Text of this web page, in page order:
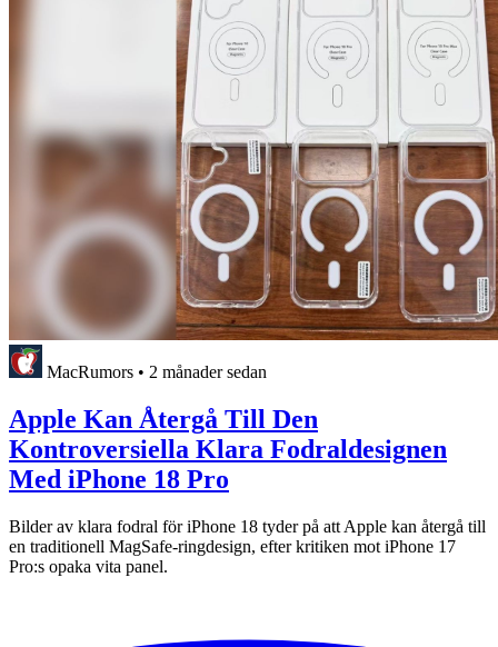
MacRumors • 2 månader sedan
Apple Kan Återgå Till Den
Kontroversiella Klara Fodraldesignen
Med iPhone 18 Pro
Bilder av klara fodral för iPhone 18 tyder på att Apple kan återgå till
en traditionell MagSafe-ringdesign, efter kritiken mot iPhone 17
Pro:s opaka vita panel.